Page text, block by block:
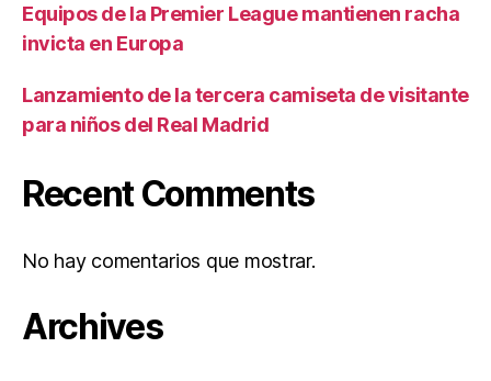
Equipos de la Premier League mantienen racha
invicta en Europa
Lanzamiento de la tercera camiseta de visitante
para niños del Real Madrid
Recent Comments
No hay comentarios que mostrar.
Archives